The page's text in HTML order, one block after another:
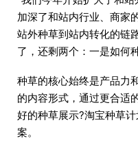
加深了和站内行业、商家
站外种草到站内转化的链
了，还剩两个：一是如何
种草的核心始终是产品力
的内容形式，通过更合适
好的种草展示?淘宝种草
案。